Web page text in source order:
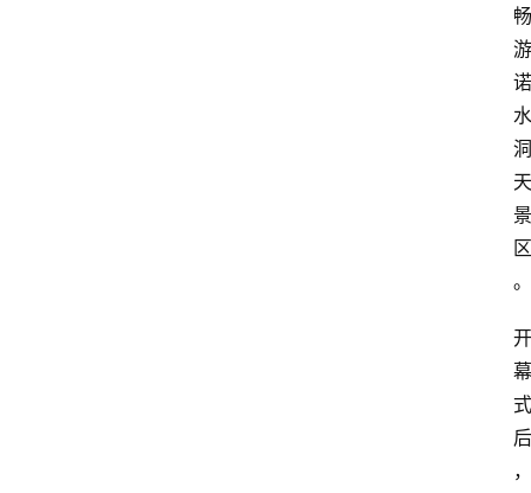
畅
游
诺
水
洞
天
景
区
。
开
幕
式
后
，